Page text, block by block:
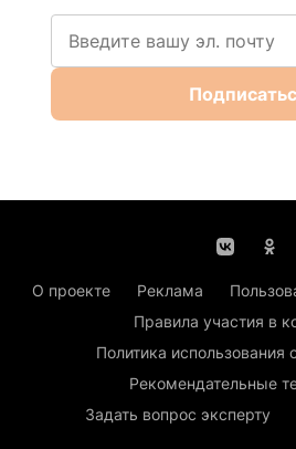
О проекте Реклама
Правила участия в
Политика использования
Рекомендательные
Задать вопрос эксперту